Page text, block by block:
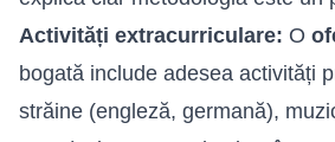
Activități extracurriculare: O
bogată include adesea activități
străine (engleză, germană),